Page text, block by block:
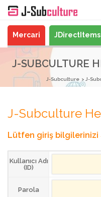
Mercari
J-SUBCULTURE
J-Subculture J-
J-Subculture
Lütfen giriş bilgilerinizi
Kullanıcı Adı
(ID)
Parola